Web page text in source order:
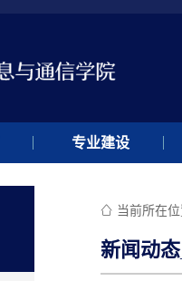
专业建设
 当前所在位
新闻动态_